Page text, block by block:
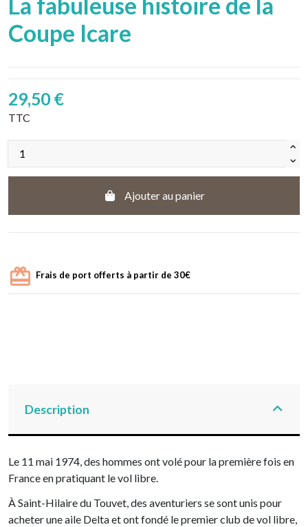
Coupe Icare
29,50 €
TTC
Ajouter au panier
Frais de port offerts à partir de 30€
Description
Le 11 mai 1974, des hommes ont volé pour la première fois en
France en pratiquant le vol libre.
À Saint-Hilaire du Touvet, des aventuriers se sont unis pour
acheter une aile Delta et ont fondé le premier club de vol libre,